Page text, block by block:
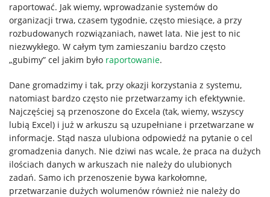
raportować. Jak wiemy, wprowadzanie systemów do
organizacji trwa, czasem tygodnie, często miesiące, a przy
rozbudowanych rozwiązaniach, nawet lata. Nie jest to nic
niezwykłego. W całym tym zamieszaniu bardzo często
„gubimy” cel jakim było raportowanie.
Dane gromadzimy i tak, przy okazji korzystania z systemu,
natomiast bardzo często nie przetwarzamy ich efektywnie.
Najczęściej są przenoszone do Excela (tak, wiemy, wszyscy
lubią Excel) i już w arkuszu są uzupełniane i przetwarzane w
informacje. Stąd nasza ulubiona odpowiedź na pytanie o cel
gromadzenia danych. Nie dziwi nas wcale, że praca na dużych
ilościach danych w arkuszach nie należy do ulubionych
zadań. Samo ich przenoszenie bywa karkołomne,
przetwarzanie dużych wolumenów również nie należy do